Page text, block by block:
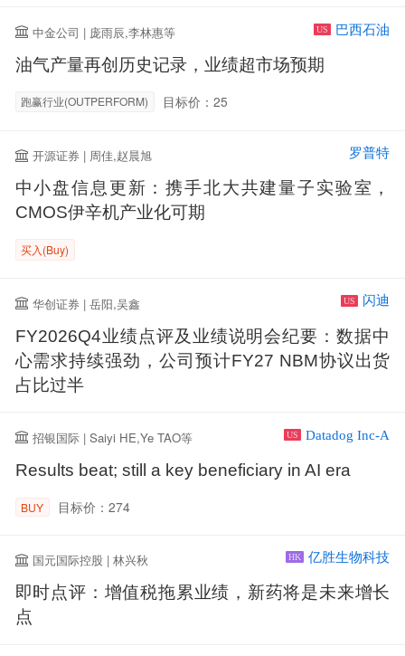
中金公司 | 庞雨辰,李林惠等 US 巴西石油
油气产量再创历史记录，业绩超市场预期
跑赢行业(OUTPERFORM) 目标价：25
开源证券 | 周佳,赵晨旭 罗普特
中小盘信息更新：携手北大共建量子实验室，
CMOS伊辛机产业化可期
买入(Buy)
华创证券 | 岳阳,吴鑫 US 闪迪
FY2026Q4业绩点评及业绩说明会纪要：数据中
心需求持续强劲，公司预计FY27 NBM协议出货
占比过半
招银国际 | Saiyi HE,Ye TAO等 US Datadog Inc-A
Results beat; still a key beneficiary in AI era
BUY 目标价：274
国元国际控股 | 林兴秋 HK 亿胜生物科技
即时点评：增值税拖累业绩，新药将是未来增长
点